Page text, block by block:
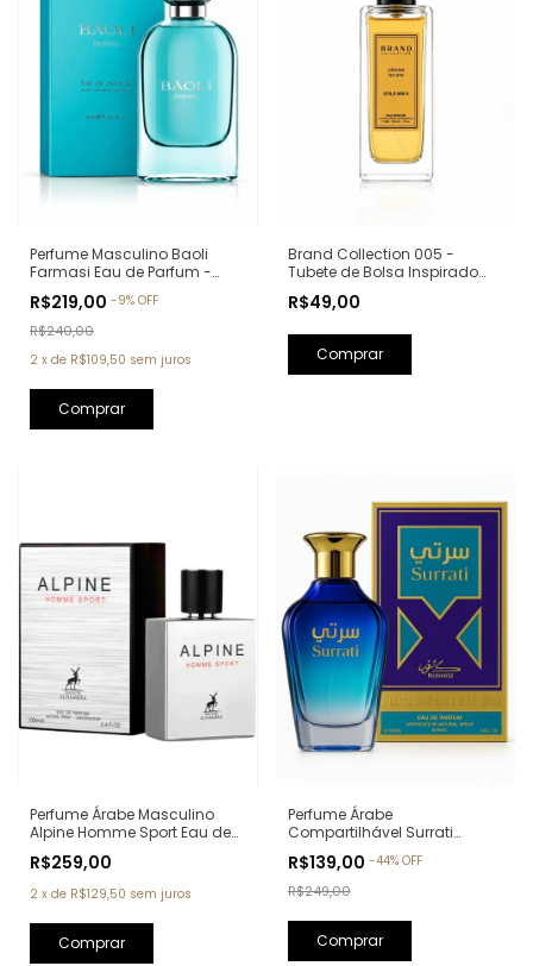
Perfume Masculino Baoli
Farmasi Eau de Parfum -
Homme Bvlgari)
R$219,00 -9% OFF
R$240,00
2 x de R$109,50 sem juros
Brand Collection 005 -
Tubete de Bolsa Inspirado
R$49,00
Perfume Árabe Masculino
Alpine Homme Sport Eau de
100ml (Ref. Olfativa: Allure
Homme Sport Chanel)
R$259,00
2 x de R$129,50 sem juros
Perfume Árabe
Compartilhável Surrati
Parfum - 100ml (Ref. Olfativa:
Erba Pura Xerjoff)
R$139,00 -44% OFF
R$249,00